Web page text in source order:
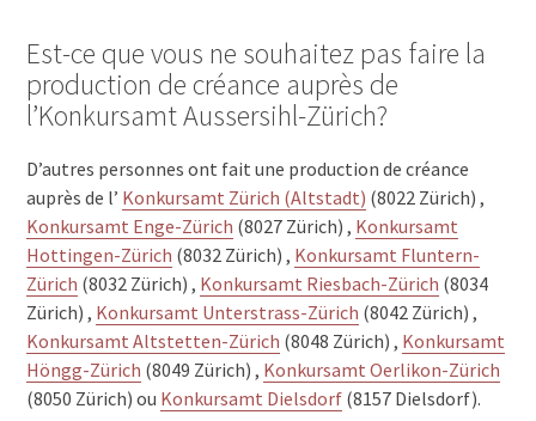
Est-ce que vous ne souhaitez pas faire la
production de créance auprès de
l’Konkursamt Aussersihl-Zürich?
D’autres personnes ont fait une production de créance
auprès de l’ Konkursamt Zürich (Altstadt) (8022 Zürich) ,
Konkursamt Enge-Zürich (8027 Zürich) , Konkursamt
Hottingen-Zürich (8032 Zürich) , Konkursamt Fluntern-
Zürich (8032 Zürich) , Konkursamt Riesbach-Zürich (8034
Zürich) , Konkursamt Unterstrass-Zürich (8042 Zürich) ,
Konkursamt Altstetten-Zürich (8048 Zürich) , Konkursamt
Höngg-Zürich (8049 Zürich) , Konkursamt Oerlikon-Zürich
(8050 Zürich) ou Konkursamt Dielsdorf (8157 Dielsdorf).